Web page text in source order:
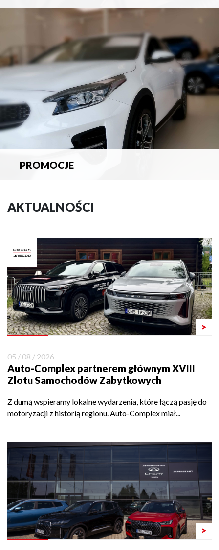
Sprzedaż oryginalnych części samochodowych oraz
PROMOCJE
AKTUALNOŚCI
>
05 / 08 / 2026
Auto-Complex partnerem głównym XVIII
Zlotu Samochodów Zabytkowych
Z dumą wspieramy lokalne wydarzenia, które łączą pasję do
motoryzacji z historią regionu. Auto-Complex miał...
>